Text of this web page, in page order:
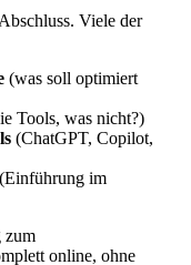
Viele der
(was soll optimiert
Tools, was nicht?)
(ChatGPT, Copilot,
(Einführung im
zum
online, ohne